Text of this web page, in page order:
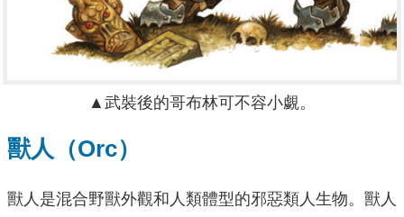
▲武裝後的哥布林可不容小覷。
獸人（Orc）
獸人是混合野獸外觀和人類體型的邪惡類人生物。獸人